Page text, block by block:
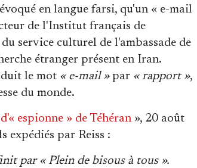
en langue farsi, qu'un « e-mail
de l'Institut français de
service culturel de l'ambassade de
étranger présent en Iran.
le mot « e-mail »par « rapport »,
du monde.
espionne » de Téhéran», 20 août
expédiés par Reiss :
par « Plein de bisous à tous ».